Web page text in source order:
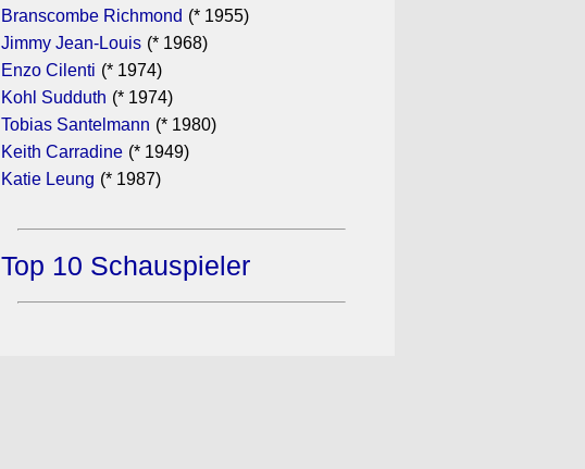
Branscombe Richmond (* 1955)
Jimmy Jean-Louis (* 1968)
Enzo Cilenti (* 1974)
Kohl Sudduth (* 1974)
Tobias Santelmann (* 1980)
Keith Carradine (* 1949)
Katie Leung (* 1987)
Top 10 Schauspieler